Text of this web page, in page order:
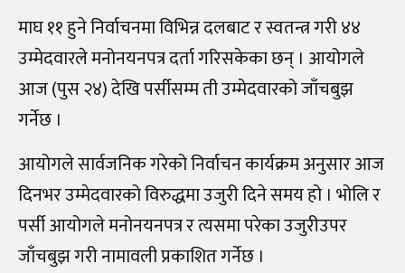
माघ ११ हुने निर्वाचनमा विभिन्न दलबाट र स्वतन्त्र गरी ४४
उम्मेदवारले मनोनयनपत्र दर्ता गरिसकेका छन्‌ । आयोगले
आज (पुस २४) देखि पर्सीसम्म ती उम्मेदवारको जाँचबुझ
गर्नेछ ।
आयोगले सार्वजनिक गरेको निर्वाचन कार्यक्रम अनुसार आज
दिनभर उम्मेदवारको विरुद्धमा उजुरी दिने समय हो । भोलि र
पर्सी आयोगले मनोनयनपत्र र त्यसमा परेका उजुरीउपर
जाँचबुझ गरी नामावली प्रकाशित गर्नेछ ।